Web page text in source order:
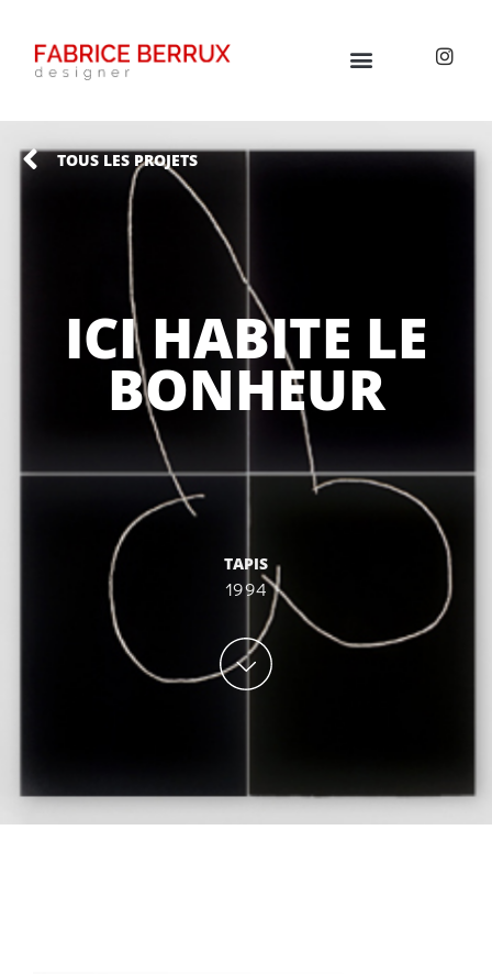
TOUS LES PROJETS
ICI HABITE LE
BONHEUR
TAPIS
1994